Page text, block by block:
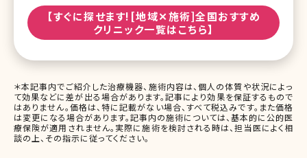
【すぐに探せます![地域✕施術]全国おすすめ
クリニック一覧はこちら】
＊本記事内でご紹介した治療機器、施術内容は、個人の体質や状況によっ
て効果などに差が出る場合があります。記事により効果を保証するもので
はありません。価格は、特に記載がない場合、すべて税込みです。また価格
は変更になる場合があります。記事内の施術については、基本的に公的医
療保険が適用されません。実際に施術を検討される時は、担当医によく相
談の上、その指示に従ってください。